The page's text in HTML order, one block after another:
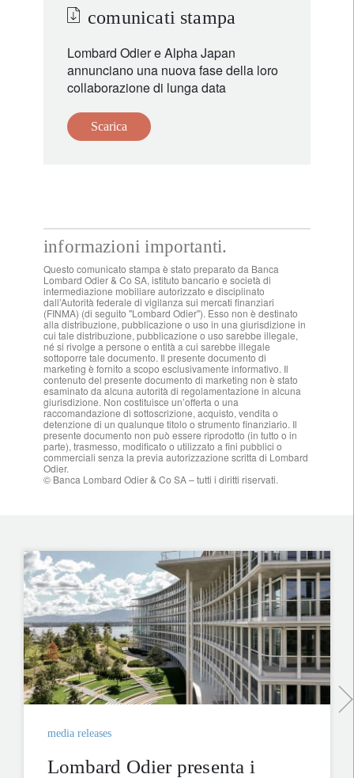
comunicati stampa
Lombard Odier e Alpha Japan
annunciano una nuova fase della loro
collaborazione di lunga data
Scarica
informazioni importanti.
Questo comunicato stampa è stato preparato da Banca
Lombard Odier & Co SA, istituto bancario e società di
intermediazione mobiliare autorizzato e disciplinato
dall’Autorità federale di vigilanza sui mercati finanziari
(FINMA) (di seguito "Lombard Odier"). Esso non è destinato
alla distribuzione, pubblicazione o uso in una giurisdizione in
cui tale distribuzione, pubblicazione o uso sarebbe illegale,
né si rivolge a persone o entità a cui sarebbe illegale
sottoporre tale documento. Il presente documento di
marketing è fornito a scopo esclusivamente informativo. Il
contenuto del presente documento di marketing non è stato
esaminato da alcuna autorità di regolamentazione in alcuna
giurisdizione. Non costituisce un’offerta o una
raccomandazione di sottoscrizione, acquisto, vendita o
detenzione di un qualunque titolo o strumento finanziario. Il
presente documento non può essere riprodotto (in tutto o in
parte), trasmesso, modificato o utilizzato a fini pubblici o
commerciali senza la previa autorizzazione scritta di Lombard
Odier.
© Banca Lombard Odier & Co SA – tutti i diritti riservati.
media releases
Lombard Odier presenta i